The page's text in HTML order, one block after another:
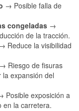
→ Posible falla de
congeladas →
de la tracción.
→ Reduce la visibilidad
→ Riesgo de fisuras
expansión del
Posible exposición a
en la carretera.